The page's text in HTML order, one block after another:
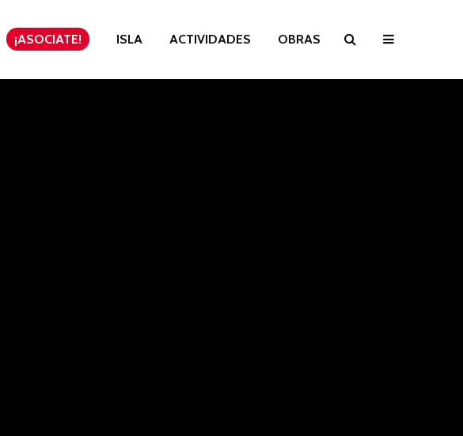
¡ASOCIATE! ISLA ACTIVIDADES OBRAS